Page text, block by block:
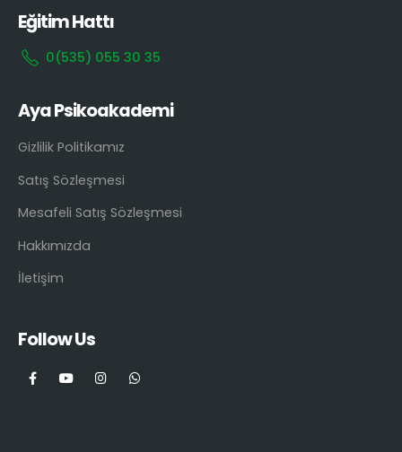
Eğitim Hattı
0(535) 055 30 35
Aya Psikoakademi
Gizlilik Politikamız
Satış Sözleşmesi
Mesafeli Satış Sözleşmesi
Hakkımızda
İletişim
Follow Us